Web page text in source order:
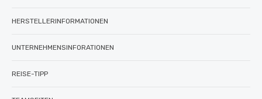
HERSTELLERINFORMATIONEN
UNTERNEHMENSINFORATIONEN
REISE-TIPP